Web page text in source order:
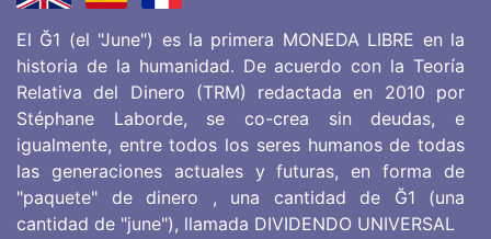
El Ğ1 (el "June") es la primera MONEDA LIBRE en la
historia de la humanidad. De acuerdo con la Teoría
Relativa del Dinero (TRM) redactada en 2010 por
Stéphane Laborde, se co-crea sin deudas, e
igualmente, entre todos los seres humanos de todas
las generaciones actuales y futuras, en forma de
"paquete" de dinero , una cantidad de Ğ1 (una
cantidad de "june"), llamada DIVIDENDO UNIVERSAL